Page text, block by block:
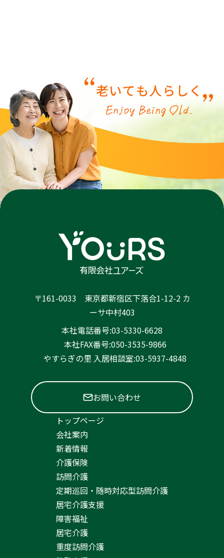
〒161-0033 東京都新宿区下落合1-12-2 カ
ーサ中村403
本社電話番号:03-5330-6628
本社FAX番号:050-3535-9866
やすらぎの里 入居相談室:03-5937-4848
お問い合わせ
トップページ
会社案内
新着情報
介護保険
訪問介護
定期巡回・随時対応型訪問介護
居宅介護支援
障害福祉
居宅介護
重度訪問介護